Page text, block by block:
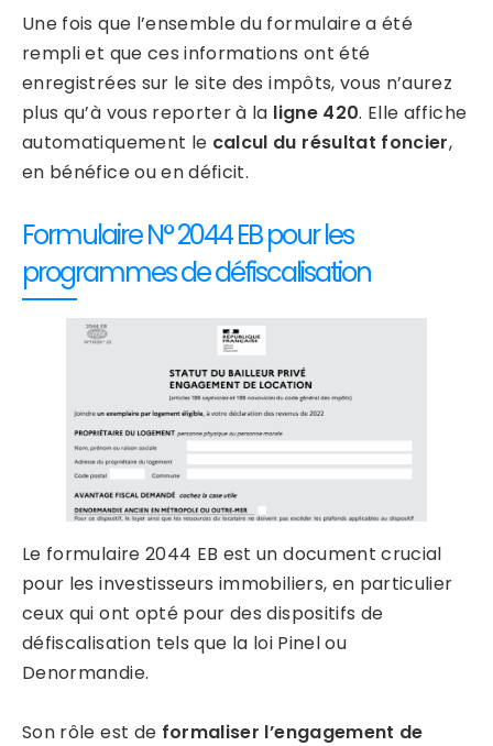
Une fois que l’ensemble du formulaire a été
rempli et que ces informations ont été
enregistrées sur le site des impôts, vous n’aurez
plus qu’à vous reporter à la ligne 420. Elle affiche
automatiquement le calcul du résultat foncier,
en bénéfice ou en déficit.
Formulaire N° 2044 EB pour les
programmes de défiscalisation
Le formulaire 2044 EB est un document crucial
pour les investisseurs immobiliers, en particulier
ceux qui ont opté pour des dispositifs de
défiscalisation tels que la loi Pinel ou
Denormandie.
Son rôle est de formaliser l’engagement de